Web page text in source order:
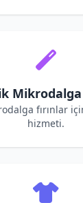
fırınlar
hizmeti.